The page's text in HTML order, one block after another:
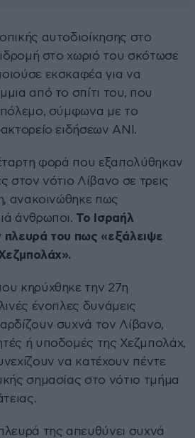
αυτοδιοίκησης στο
στο χωριό του σκότωσε
εκσκαφέα για να
από το σπίτι του, που
πόλεμο, σύμφωνα με το
ειδήσεων ANI.
φορά που εξαπολύθηκαν
στον νότιο Λίβανο σε τρεις
ανακοινώθηκε πως
άνθρωποι. Το Ισραήλ
πλευρά του πως «εξάλειψε
κηρύχθηκε την 27η
ένοπλες δυνάμεις
συχνά τον Λίβανο,
ή υποδομές της Χεζμπολάχ,
να κατέχουν πέντε
σημασίας στο νότιο τμήμα
της απευθύνει συχνά